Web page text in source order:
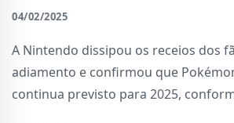
04/02/2025
A Nintendo dissipou os receios dos
adiamento e confirmou que
continua previsto para 2025,